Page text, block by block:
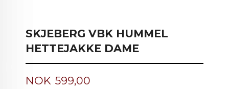
SKJEBERG VBK HUMMEL
HETTEJAKKE DAME
Pris
NOK 599,00